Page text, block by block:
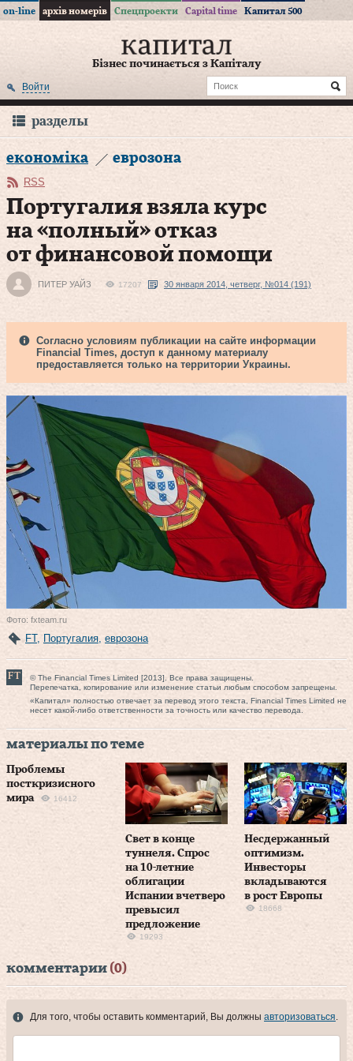
on-line архів номерів Спецпроекти Capital time Капитал 500
Бізнес починається з Капіталу
Войти
разделы
економіка еврозона
RSS
Португалия взяла курс
на «полный» отказ
от финансовой помощи
ПИТЕР УАЙЗ 17207 30 января 2014, четверг, №014 (191)
Согласно условиям публикации на сайте информации
Financial Times, доступ к данному материалу
предоставляется только на территории Украины.
Фото: fxteam.ru
FT, Португалия, еврозона
© The Financial Times Limited [2013]. Все права защищены.
Перепечатка, копирование или изменение статьи любым способом запрещены.
«Капитал» полностью отвечает за перевод этого текста, Financial Times Limited не
несет какой-либо ответственности за точность или качество перевода.
материалы по теме
Проблемы
посткризисного
мира
16412
Свет в конце
туннеля. Спрос
на 10‑летние
облигации
Испании вчетверо
превысил
предложение
19293
Несдержанный
оптимизм.
Инвесторы
вкладываются
в рост Европы
18668
комментарии (0)
Для того, чтобы оставить комментарий, Вы должны авторизоваться.